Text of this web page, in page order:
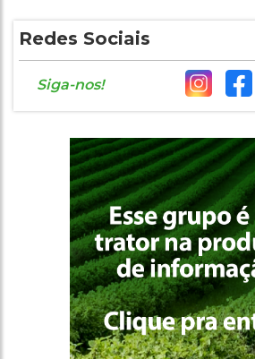
Redes Sociais
Siga-nos!